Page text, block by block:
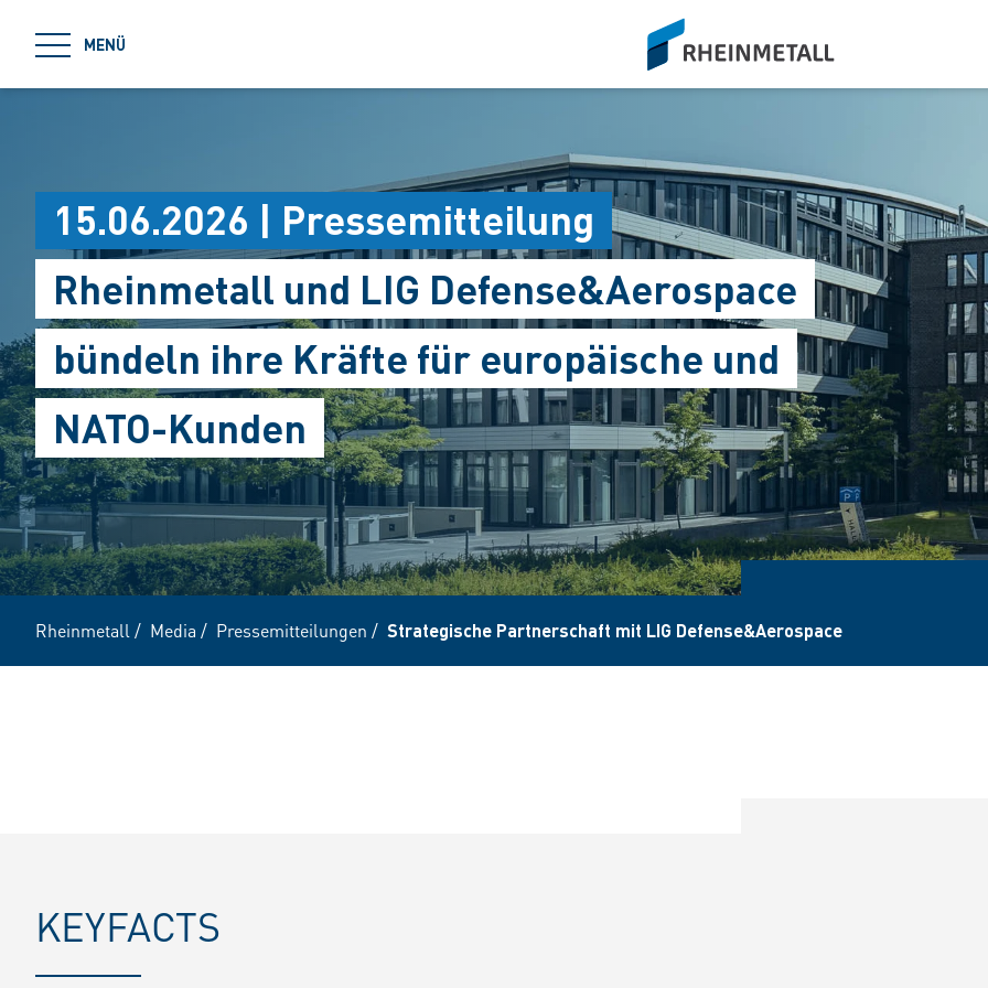
MENÜ
siteLogo
15.06.2026 | Pressemitteilung
Rheinmetall und LIG Defense&Aerospace
bündeln ihre Kräfte für europäische und
NATO-Kunden
Rheinmetall / Media / Pressemitteilungen / Strategische Partnerschaft mit LIG Defense&Aerospace
KEYFACTS